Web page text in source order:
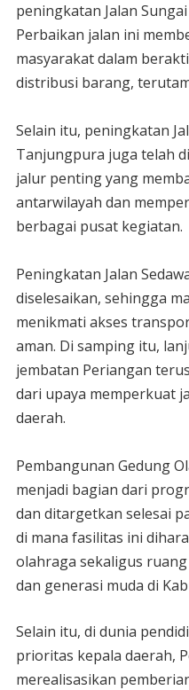
peningkatan Jalan
Perbaikan jalan ini
masyarakat dalam
distribusi barang,
‎Selain itu, peningkatan
Tanjungpura juga telah
jalur penting yang
antarwilayah dan
berbagai pusat kegiatan.
‎Peningkatan Jalan
diselesaikan, sehingga
menikmati akses
aman. Di samping itu,
jembatan Periangan
dari upaya memperkuat
daerah.
‎Pembangunan Gedung
menjadi bagian dari
dan ditargetkan selesai
di mana fasilitas ini
olahraga sekaligus
dan generasi muda di
Selain itu, di dunia
prioritas kepala daerah,
merealisasikan